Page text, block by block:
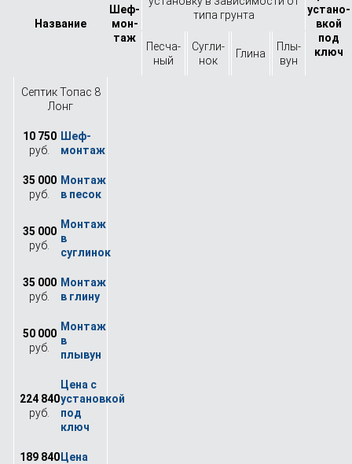
Назва­ние
Шеф-
мон­
таж
типа грунта
устано­
вкой
под
ключ
Песча­
ный
Сугли­
нок
Глина
Плы­
вун
Септик Топас 8
Лонг
10 750
руб.
35 000
руб.
35 000
руб.
35 000
руб.
50 000
руб.
224 840
руб.
189 840